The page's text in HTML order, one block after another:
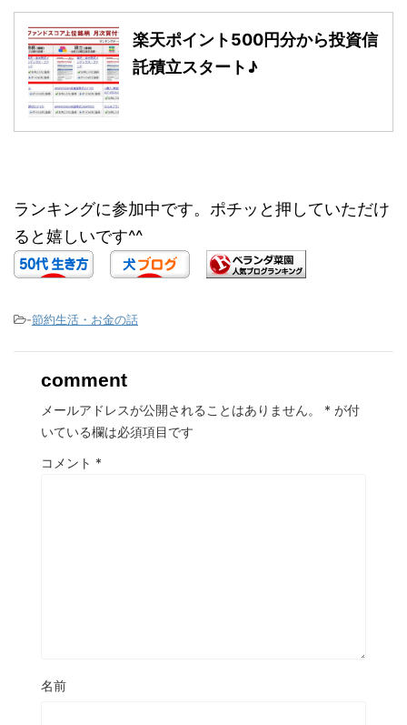
楽天ポイント500円分から投資信
託積立スタート♪
ランキングに参加中です。ポチッと押していただけ
ると嬉しいです^^
-節約生活・お金の話
comment
メールアドレスが公開されることはありません。 * が付
いている欄は必須項目です
コメント *
名前